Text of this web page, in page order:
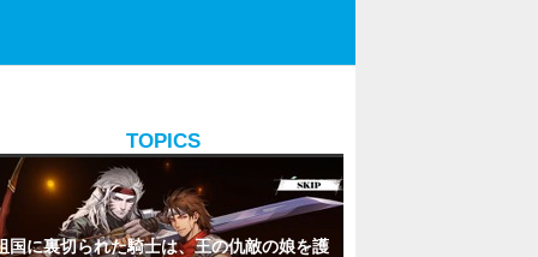
TOPICS
国に裏切られた騎士は、王の仇敵の娘を護